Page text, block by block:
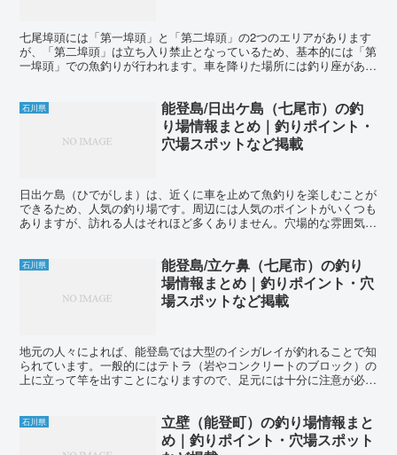
七尾埠頭には「第一埠頭」と「第二埠頭」の2つのエリアがあります
が、「第二埠頭」は立ち入り禁止となっているため、基本的には「第
一埠頭」での魚釣りが行われます。車を降りた場所には釣り座があ
石川県
能登島/日出ケ島（七尾市）の釣
り場情報まとめ｜釣りポイント・
穴場スポットなど掲載
日出ケ島（ひでがしま）は、近くに車を止めて魚釣りを楽しむことが
できるため、人気の釣り場です。周辺には人気のポイントがいくつも
ありますが、訪れる人はそれほど多くありません。穴場的な雰囲気
石川県
能登島/立ケ鼻（七尾市）の釣り
場情報まとめ｜釣りポイント・穴
場スポットなど掲載
地元の人々によれば、能登島では大型のイシガレイが釣れることで知
られています。一般的にはテトラ（岩やコンクリートのブロック）の
上に立って竿を出すことになりますので、足元には十分に注意が必要
石川県
立壁（能登町）の釣り場情報まと
め｜釣りポイント・穴場スポット